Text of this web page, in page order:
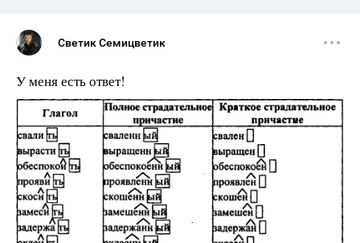
Светик Семицветик
У меня есть ответ!